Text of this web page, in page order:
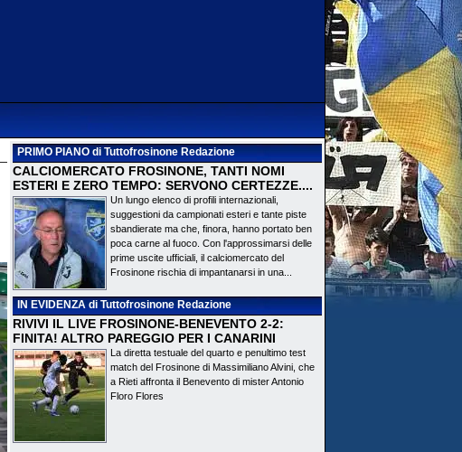
PRIMO PIANOdi Tuttofrosinone Redazione
CALCIOMERCATO FROSINONE, TANTI NOMI
ESTERI E ZERO TEMPO: SERVONO CERTEZZE....
Un lungo elenco di profili internazionali,
suggestioni da campionati esteri e tante piste
sbandierate ma che, finora, hanno portato ben
poca carne al fuoco. Con l'approssimarsi delle
prime uscite ufficiali, il calciomercato del
Frosinone rischia di impantanarsi in una...
IN EVIDENZAdi Tuttofrosinone Redazione
RIVIVI IL LIVE FROSINONE-BENEVENTO 2-2:
FINITA! ALTRO PAREGGIO PER I CANARINI
La diretta testuale del quarto e penultimo test
match del Frosinone di Massimiliano Alvini, che
a Rieti affronta il Benevento di mister Antonio
Floro Flores